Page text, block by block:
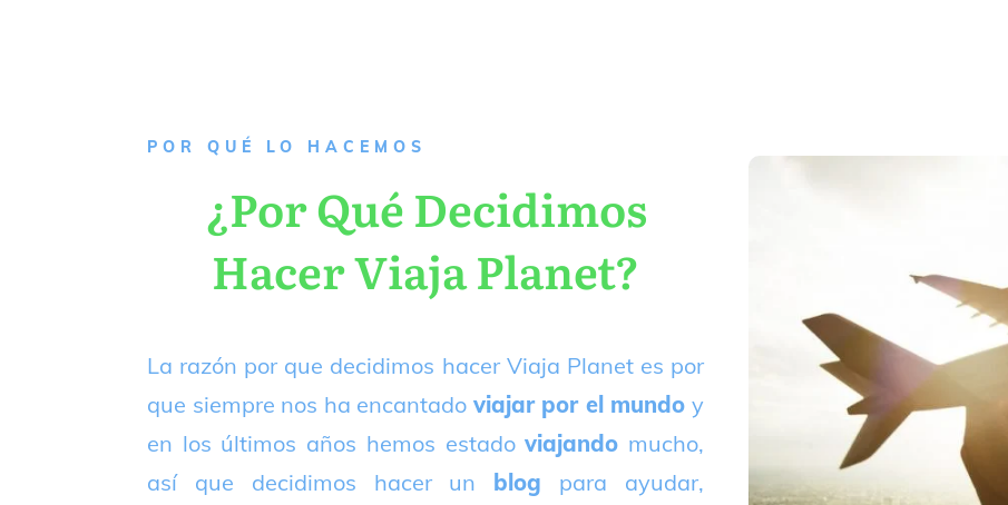
P OR QUÉ LO HACEMOS
¿Por Qué Decidimos
Hacer Viaja Planet?
La razón por que decidimos hacer Viaja Planet es por
que siempre nos ha encantado viajar por el mundo y
en los últimos años hemos estadoviajando mucho,
así que decidimos hacer un blog para ayudar,